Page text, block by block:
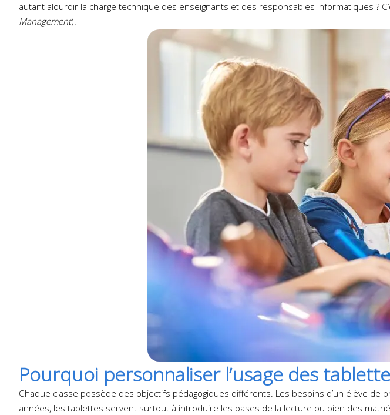
autant alourdir la charge technique des enseignants et des responsables informatiques ?
Management).
Pourquoi personnaliser l’usage des
Chaque classe possède des objectifs pédagogiques différents. Les besoins d’un élève
années, les tablettes servent surtout à introduire les bases de la lecture ou bien des